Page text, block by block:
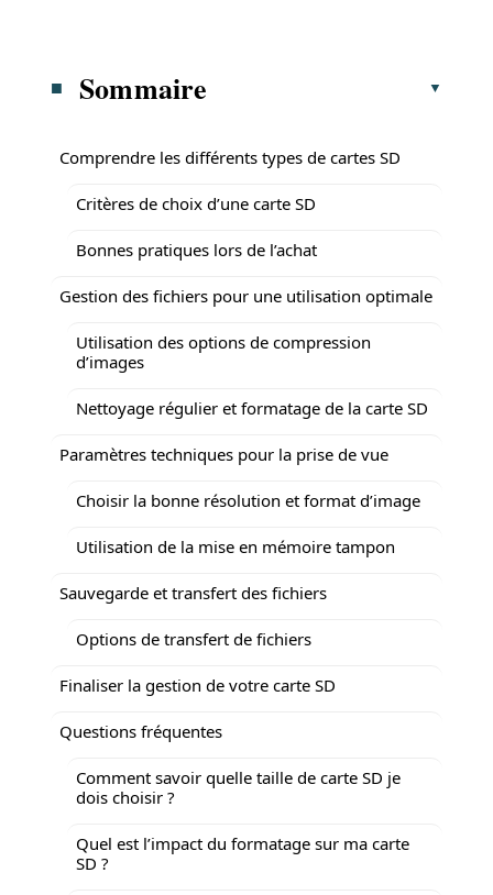
Sommaire
Comprendre les différents types de cartes SD
Critères de choix d’une carte SD
Bonnes pratiques lors de l’achat
Gestion des fichiers pour une utilisation optimale
Utilisation des options de compression
d’images
Nettoyage régulier et formatage de la carte SD
Paramètres techniques pour la prise de vue
Choisir la bonne résolution et format d’image
Utilisation de la mise en mémoire tampon
Sauvegarde et transfert des fichiers
Options de transfert de fichiers
Finaliser la gestion de votre carte SD
Questions fréquentes
Comment savoir quelle taille de carte SD je
dois choisir ?
Quel est l’impact du formatage sur ma carte
SD ?